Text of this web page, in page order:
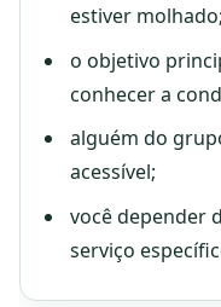
estiver molhado;
o objetivo
conhecer a
alguém do
acessível;
você depender
serviço